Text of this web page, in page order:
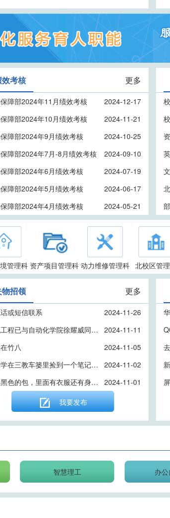
考核 更多
2024-12-17
障部2024年11月绩效考核
2024-11-21
障部2024年10月绩效考核
2024-10-25
障部2024年9月绩效考核
2024-09-10
障部2024年7月-8月绩效考核
2024-07-19
障部2024年6月绩效考核
2024-06-17
障部2024年5月绩效考核
2024-05-21
障部2024年4月绩效考核
管理科 资产项目管理科 动力维修管理科 北校区管
物招领 更多
2024-11-26
或短信联系
2024-11-11
电气工程已与自动化学院徐耀威同学，这里捡到你的一把钥匙，在新综合实验大楼看到信息过来领取一下。
2024-11-05
竹八
2024-11-02
有同学在三教车篓里捡到一个笔记本和一本书，是谁的？来新综合实验楼门卫领取。
2024-11-01
一个黑色的包，里面有衣服还有身份证
我要发布
智慧理工 办